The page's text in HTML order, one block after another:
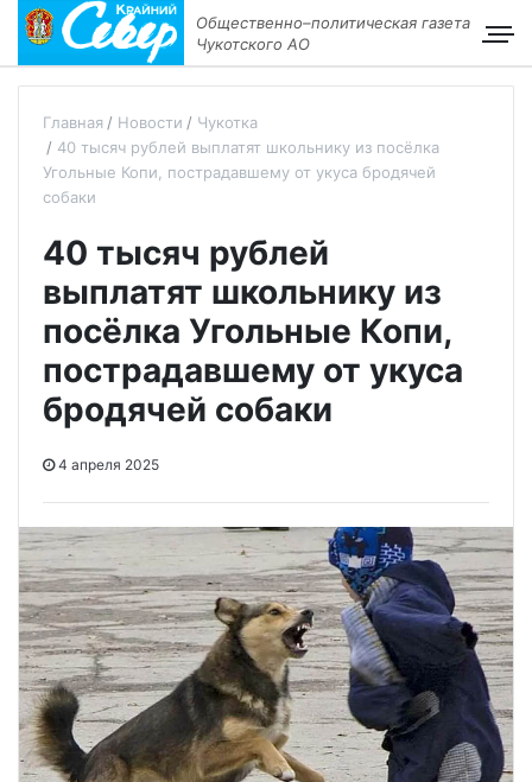
Общественно–политическая газета
Чукотского АО
Главная Новости
Чукотка
40 тысяч рублей выплатят школьнику из посёлка
Угольные Копи, пострадавшему от укуса бродячей
собаки
40 тысяч рублей
выплатят школьнику из
посёлка Угольные Копи,
пострадавшему от укуса
бродячей собаки
4 апреля 2025